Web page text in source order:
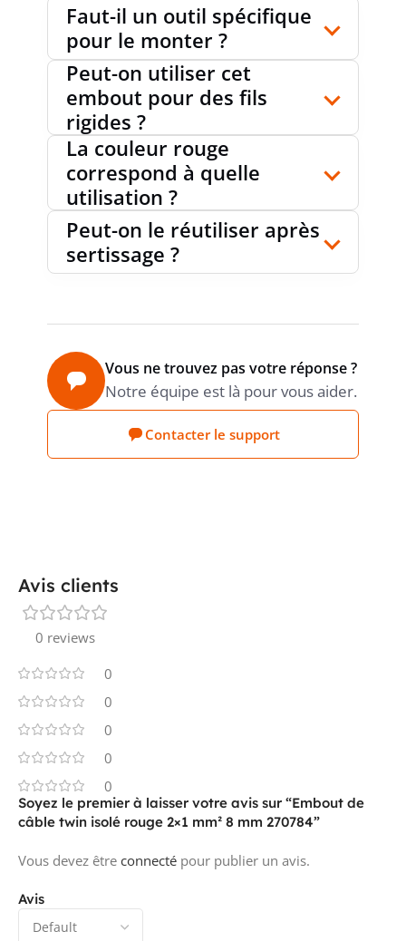
Faut-il un outil spécifique
pour le monter ?
Peut-on utiliser cet
embout pour des fils
rigides ?
La couleur rouge
correspond à quelle
utilisation ?
Peut-on le réutiliser après
sertissage ?
Vous ne trouvez pas votre réponse ?
Notre équipe est là pour vous aider.
Contacter le support
Avis clients
0 reviews
0
0
0
0
0
Avis
Soyez le premier à laisser votre avis sur “Embout de
câble twin isolé rouge 2×1 mm² 8 mm 270784”
Vous devez être connecté pour publier un avis.